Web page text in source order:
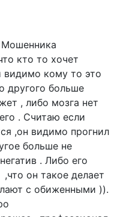
кто то хочет
видимо кому то это
другого больше
, либо мозга нет
. Считаю если
,он видимо прогнил
больше не
. Либо его
он такое делает
с обиженными )).